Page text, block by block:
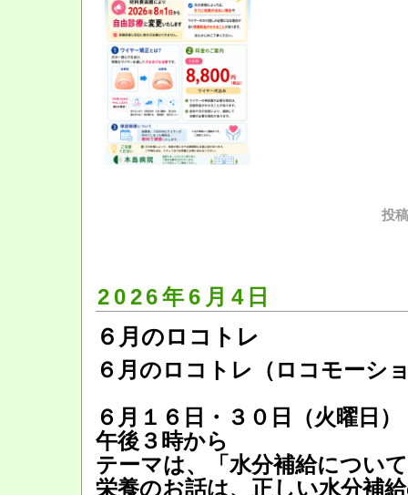
投
2026年6月4日
６月のロコトレ
６月のロコトレ（ロコモーシ
６月１６日・３０日（火曜日）
午後３時から
テーマは、「水分補給につい
栄養のお話は、正しい水分補